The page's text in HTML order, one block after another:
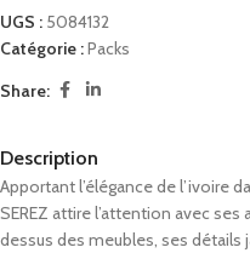
UGS : 5084132
Catégorie :Packs
Share:
Description
Apportant l’élégance de l’ivoire
SEREZ attire l’attention avec
dessus des meubles, ses